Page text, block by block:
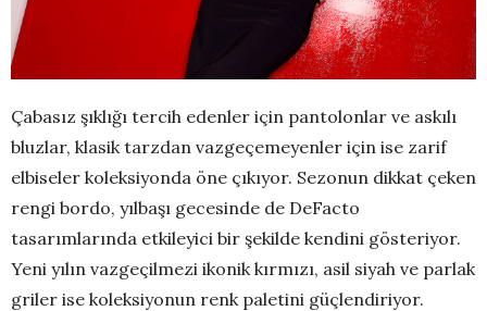
Çabasız şıklığı tercih edenler için pantolonlar ve askılı
bluzlar, klasik tarzdan vazgeçemeyenler için ise zarif
elbiseler koleksiyonda öne çıkıyor. Sezonun dikkat çeken
rengi bordo, yılbaşı gecesinde de DeFacto
tasarımlarında etkileyici bir şekilde kendini gösteriyor.
Yeni yılın vazgeçilmezi ikonik kırmızı, asil siyah ve parlak
griler ise koleksiyonun renk paletini güçlendiriyor.